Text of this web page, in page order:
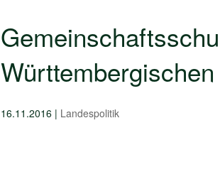
16.11.2016 | Landespolitik